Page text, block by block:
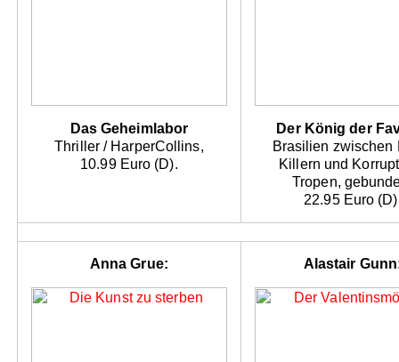
Das Geheimlabor
Thriller / HarperCollins,
10.99 Euro (D).
Der König der
Brasilien zwischen
Killern und
Tropen,
22.95 Euro
Anna Grue: Alastair